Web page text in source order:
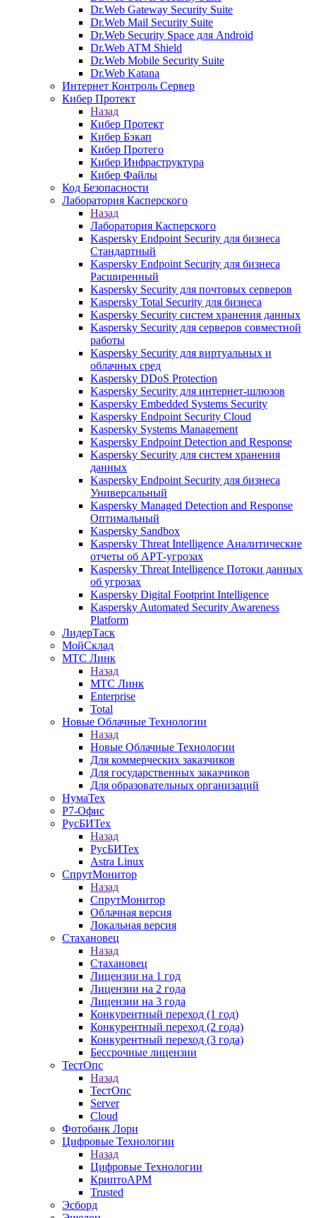
Dr.Web Gateway Security Suite
Dr.Web Mail Security Suite
Dr.Web Security Space для Android
Dr.Web ATM Shield
Dr.Web Mobile Security Suite
Dr.Web Katana
Интернет Контроль Сервер
Кибер Протект
Назад
Кибер Протект
Кибер Бэкап
Кибер Протего
Кибер Инфраструктура
Кибер Файлы
Код Безопасности
Лаборатория Касперского
Назад
Лаборатория Касперского
Kaspersky Endpoint Security для бизнеса
Стандартный
Kaspersky Endpoint Security для бизнеса
Расширенный
Kaspersky Security для почтовых серверов
Kaspersky Total Security для бизнеса
Kaspersky Security систем хранения данных
Kaspersky Security для серверов совместной
работы
Kaspersky Security для виртуальных и
облачных сред
Kaspersky DDoS Protection
Kaspersky Security для интернет-шлюзов
Kaspersky Embedded Systems Security
Kaspersky Endpoint Security Cloud
Kaspersky Systems Management
Kaspersky Endpoint Detection and Response
Kaspersky Security для систем хранения
данных
Kaspersky Endpoint Security для бизнеса
Универсальный
Kaspersky Managed Detection and Response
Оптимальный
Kaspersky Sandbox
Kaspersky Threat Intelligence Аналитические
отчеты об АРТ-угрозах
Kaspersky Threat Intelligence Потоки данных
об угрозах
Kaspersky Digital Footprint Intelligence
Kaspersky Automated Security Awareness
Platform
ЛидерТаск
МойСклад
МТС Линк
Назад
МТС Линк
Enterprise
Total
Новые Облачные Технологии
Назад
Новые Облачные Технологии
Для коммерческих заказчиков
Для государственных заказчиков
Для образовательных организаций
НумаТех
Р7-Офис
РусБИТех
Назад
РусБИТех
Astra Linux
СпрутМонитор
Назад
СпрутМонитор
Облачная версия
Локальная версия
Стахановец
Назад
Стахановец
Лицензии на 1 год
Лицензии на 2 года
Лицензии на 3 года
Конкурентный переход (1 год)
Конкурентный переход (2 года)
Конкурентный переход (3 года)
Бессрочные лицензии
ТестОпс
Назад
ТестОпс
Server
Cloud
Фотобанк Лори
Цифровые Технологии
Назад
Цифровые Технологии
КриптоАРМ
Trusted
Эсборд